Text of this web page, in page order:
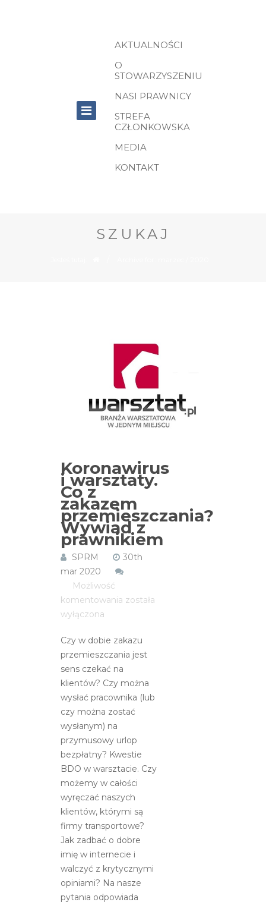
AKTUALNOŚCI
O
STOWARZYSZENIU
NASI PRAWNICY
STREFA
CZŁONKOWSKA
MEDIA
KONTAKT
SZUKAJ
Koronawirus
i warsztaty.
Co z
zakazem
przemieszczania?
Wywiad z
prawnikiem
SPRM
30th
mar 2020
Możliwość
komentowania Koronawirus
Co
z
przemieszczania?
Wywiad
z
została
wyłączona
Czy w dobie zakazu
przemieszczania jest
sens czekać na
klientów? Czy można
wysłać pracownika (lub
czy można zostać
wysłanym) na
przymusowy urlop
bezpłatny? Kwestie
BDO w warsztacie. Czy
możemy w całości
wyręczać naszych
klientów, którymi są
firmy transportowe?
Jak zadbać o dobre
imię w internecie i
walczyć z krytycznymi
opiniami? Na nasze
pytania odpowiada